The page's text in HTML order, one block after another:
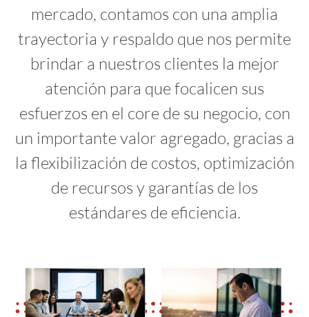
mercado, contamos con una amplia
trayectoria y respaldo que nos permite
brindar a nuestros clientes la mejor
atención para que focalicen sus
esfuerzos en el core de su negocio, con
un importante valor agregado, gracias a
la flexibilización de costos, optimización
de recursos y garantías de los
estándares de eficiencia.